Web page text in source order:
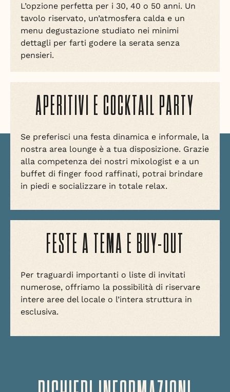
L’opzione perfetta per i 30, 40 o 50 anni. Un
tavolo riservato, un’atmosfera calda e un
menu degustazione studiato nei minimi
dettagli per farti godere la serata senza
pensieri.
APERITIVI E COCKTAIL PARTY
Se preferisci una festa dinamica e informale, la
nostra area lounge è a tua disposizione. Grazie
alla competenza dei nostri mixologist e a un
buffet di finger food raffinati, potrai brindare
in piedi e socializzare in totale relax.
FESTE A TEMA E BUY-OUT
Per traguardi importanti o liste di invitati
numerose, offriamo la possibilità di riservare
intere aree del locale o l’intera struttura in
esclusiva.